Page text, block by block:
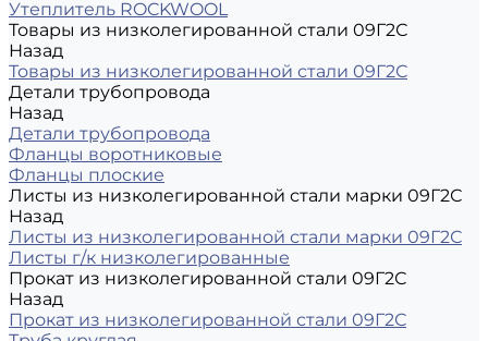
Утеплитель ROCKWOOL
Товары из низколегированной стали 09Г2С
Назад
Товары из низколегированной стали 09Г2С
Детали трубопровода
Назад
Детали трубопровода
Фланцы воротниковые
Фланцы плоские
Листы из низколегированной стали марки 09Г2С
Назад
Листы из низколегированной стали марки 09Г2С
Листы г/к низколегированные
Прокат из низколегированной стали 09Г2С
Назад
Прокат из низколегированной стали 09Г2С